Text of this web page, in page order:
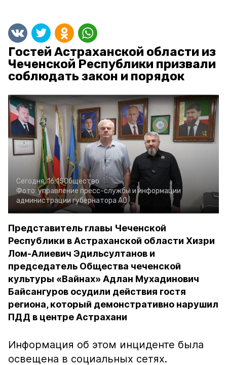
Гостей Астраханской области из
Чеченской Республики призвали
соблюдать закон и порядок
Сегодня, 16:15Общество
Фото: управление пресс-службы и информации
администрации губернатора АО
Представитель главы Чеченской
Республики в Астраханской области Хизри
Лом-Алиевич Эдильсултанов и
председатель Общества чеченской
культуры «Вайнах» Адлан Мухадинович
Байсангуров осудили действия гостя
региона, который демонстративно нарушил
ПДД в центре Астрахани
Информация об этом инциденте была
освещена в социальных сетях.